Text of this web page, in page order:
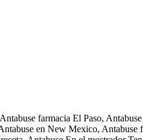
farmacia El Paso,
en New Mexico,